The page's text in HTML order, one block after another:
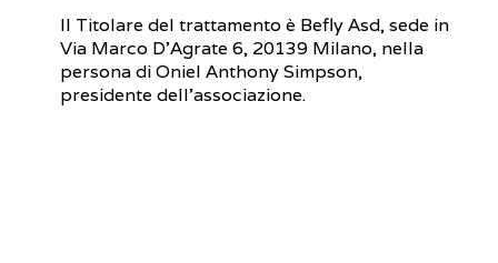
Il Titolare del trattamento è Befly Asd, sede in
Via Marco D’Agrate 6, 20139 Milano, nella
persona di Oniel Anthony Simpson,
presidente dell’associazione.